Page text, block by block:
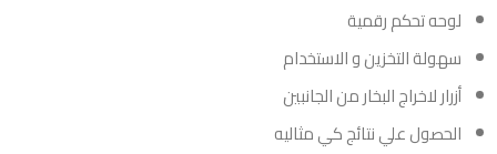
لوحه تحكم رقمية
سهولة التخزين و الاستخدام
أزرار لاخراج البخار من الجانبين
الحصول علي نتائج كي مثاليه